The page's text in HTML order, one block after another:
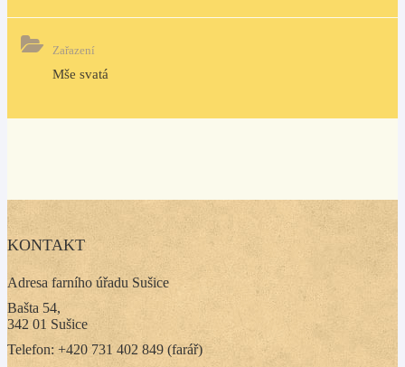
Zařazení
Mše svatá
KONTAKT
Adresa farního úřadu Sušice
Bašta 54,
342 01 Sušice
Telefon: +420 731 402 849 (farář)